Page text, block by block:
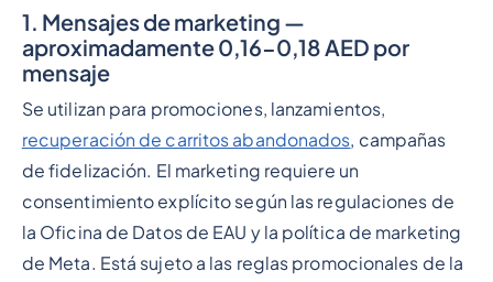
1. Mensajes de marketing —
aproximadamente 0,16-0,18 AED por
mensaje
Se utilizan para promociones, lanzamientos,
recuperación de carritos abandonados, campañas
de fidelización. El marketing requiere un
consentimiento explícito según las regulaciones de
la Oficina de Datos de EAU y la política de marketing
de Meta. Está sujeto a las reglas promocionales de la